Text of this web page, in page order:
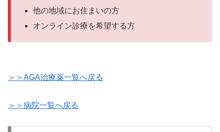
他の地域にお住まいの方
オンライン診療を希望する方
＞＞AGA治療薬一覧へ戻る
＞＞病院一覧へ戻る